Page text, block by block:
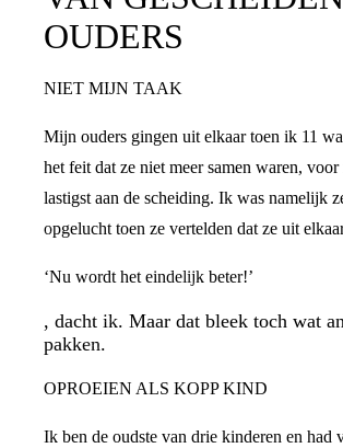
OUDERS
NIET MIJN TAAK
Mijn ouders gingen uit elkaar toen ik 11
het feit dat ze niet meer samen waren,
lastigst aan de scheiding. Ik was namelijk
opgelucht toen ze vertelden dat ze uit
‘Nu wordt het eindelijk beter!’
, dacht ik. Maar dat bleek toch wat
pakken.
OPROEIEN ALS KOPP KIND
Ik ben de oudste van drie kinderen en had